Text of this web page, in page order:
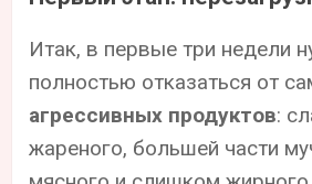
Итак, в первые три недели
полностью отказаться от
агрессивных продуктов:
жареного, большей части